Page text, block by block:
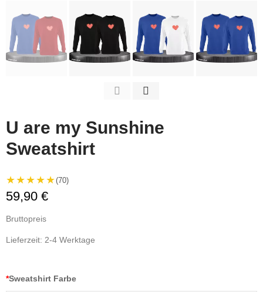
U are my Sunshine
Sweatshirt
★★★★★(70)
59,90 €
Bruttopreis
Lieferzeit: 2-4 Werktage
*Sweatshirt Farbe